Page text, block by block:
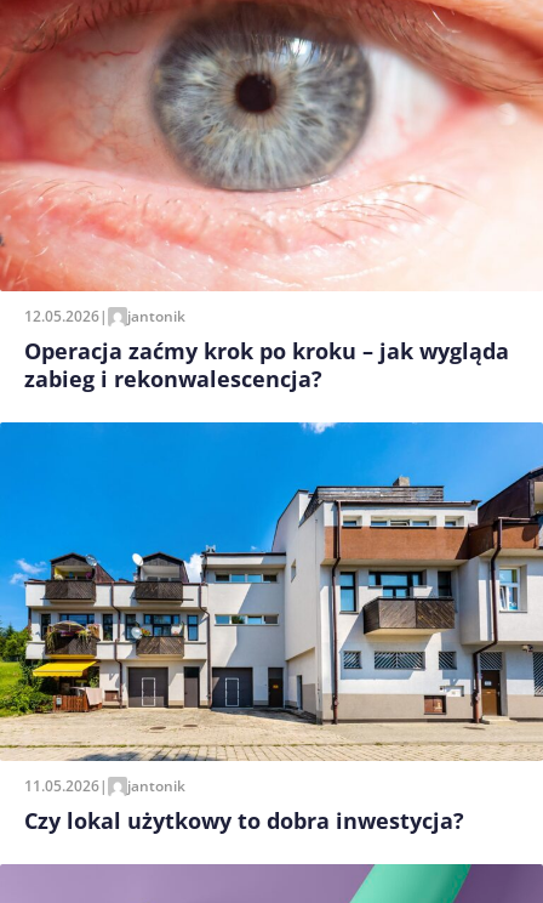
12.05.2026| jantonik
Operacja zaćmy krok po kroku – jak wygląda
zabieg i rekonwalescencja?
11.05.2026| jantonik
Czy lokal użytkowy to dobra inwestycja?